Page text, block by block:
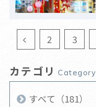
2 3
カテゴリ Category
すべて（181）